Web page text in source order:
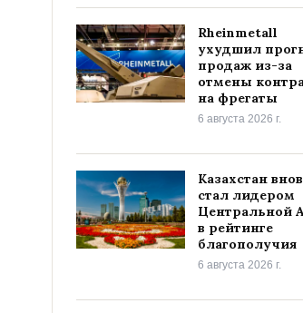
Rheinmetall
ухудшил
продаж из-за
отмены
на фрегаты
6 августа 2026 г.
Казахстан
стал лидером
Центральной
в рейтинге
благополучия
6 августа 2026 г.